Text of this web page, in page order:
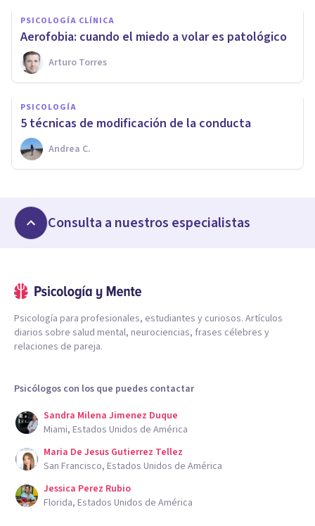
PSICOLOGÍA CLÍNICA
Aerofobia: cuando el miedo a volar es patológico
Arturo Torres
PSICOLOGÍA
​5 técnicas de modificación de la conducta
Andrea C.
Consulta a nuestros especialistas
Psicología para profesionales, estudiantes y curiosos. Artículos
diarios sobre salud mental, neurociencias, frases célebres y
relaciones de pareja.
Psicólogos con los que puedes contactar
Sandra Milena Jimenez Duque
Miami, Estados Unidos de América
Maria De Jesus Gutierrez Tellez
San Francisco, Estados Unidos de América
Jessica Perez Rubio
Florida, Estados Unidos de América